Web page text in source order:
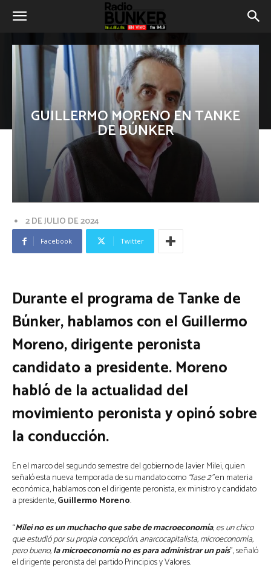
GUILLERMO MORENO EN TANKE
DE BÚNKER
2 DE JULIO DE 2024
Facebook Twitter
Durante el programa de Tanke de
Búnker, hablamos con el Guillermo
Moreno, dirigente peronista
candidato a presidente. Moreno
habló de la actualidad del
movimiento peronista y opinó sobre
la conducción.
En el marco del segundo semestre del gobierno de Javier Milei, quien
señaló esta nueva temporada de su mandato como “fase 2”en materia
económica, hablamos con el dirigente peronista, ex ministro y candidato
a presidente,Guillermo Moreno.
“Milei no es un muchacho que sabe de macroeconomía, es un chico
que estudió por su propia concepción, anarcocapitalista, microeconomía,
pero bueno,la microeconomía no es para administrar un país”, señaló
el dirigente peronista del partido Principios y Valores.